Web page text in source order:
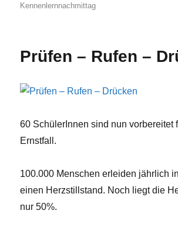
Kennenlernnachmittag
Prüfen – Rufen –
60 SchülerInnen sind nun vorbereitet
Ernstfall.
100.000 Menschen erleiden jährlich
einen Herzstillstand. Noch liegt die
nur 50%.